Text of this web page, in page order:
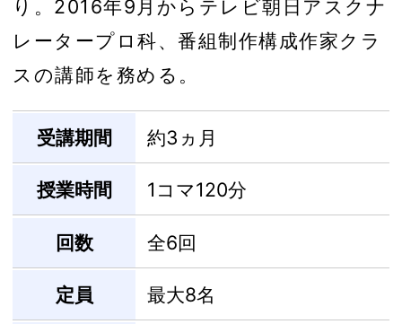
り。2016年9月からテレビ朝日アスクナ
レータープロ科、番組制作構成作家クラ
スの講師を務める。
受講期間 約3ヵ月
授業時間 1コマ120分
回数 全6回
定員 最大8名